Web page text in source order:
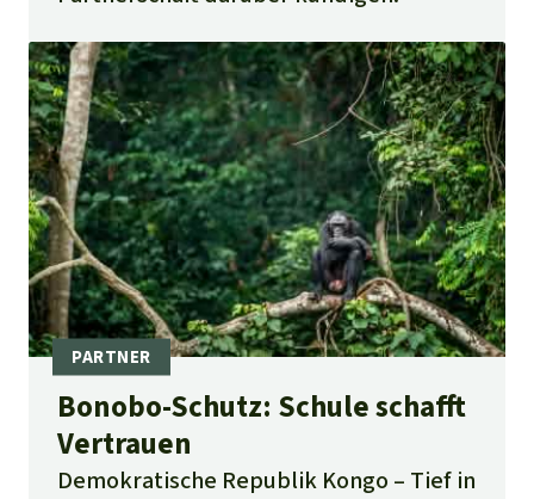
Bonobo-Schutz: Schule schafft
Vertrauen
Demokratische Republik Kongo
Tief in